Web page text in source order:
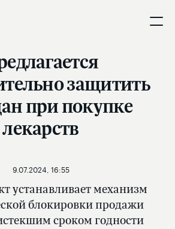
защитить
при покупке
лекарств
устанавливает механизм
блокировки продажи
сроком годности
9.07.2024, 16:55